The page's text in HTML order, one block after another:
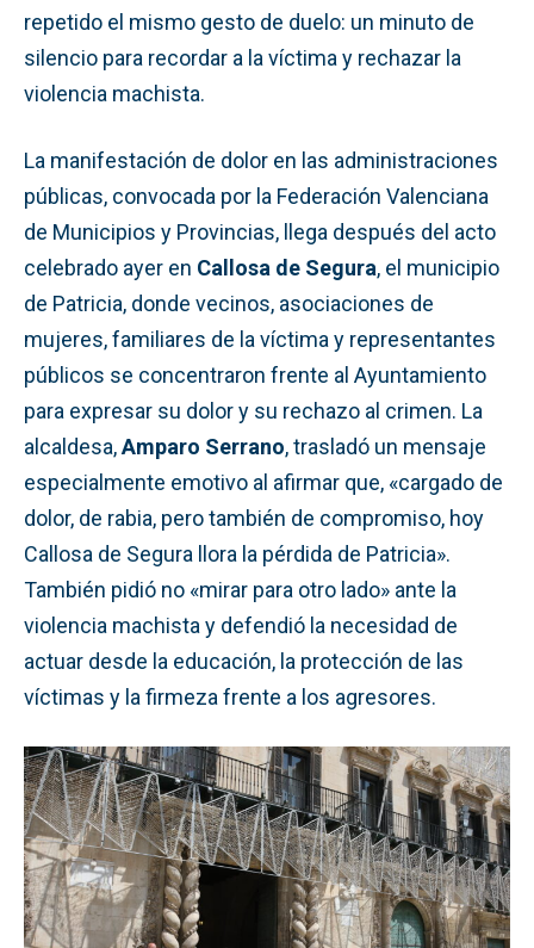
repetido el mismo gesto de duelo: un minuto de
silencio para recordar a la víctima y rechazar la
violencia machista.
La manifestación de dolor en las administraciones
públicas, convocada por la Federación Valenciana
de Municipios y Provincias, llega después del acto
celebrado ayer en Callosa de Segura, el municipio
de Patricia, donde vecinos, asociaciones de
mujeres, familiares de la víctima y representantes
públicos se concentraron frente al Ayuntamiento
para expresar su dolor y su rechazo al crimen. La
alcaldesa,Amparo Serrano, trasladó un mensaje
especialmente emotivo al afirmar que, «cargado de
dolor, de rabia, pero también de compromiso, hoy
Callosa de Segura llora la pérdida de Patricia».
También pidió no «mirar para otro lado» ante la
violencia machista y defendió la necesidad de
actuar desde la educación, la protección de las
víctimas y la firmeza frente a los agresores.